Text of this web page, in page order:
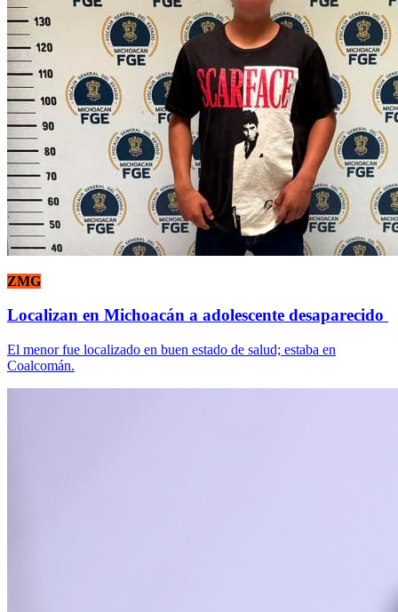
ZMG
Localizan en Michoacán a adolescente desaparecido
El menor fue localizado en buen estado de salud; estaba en
Coalcomán.